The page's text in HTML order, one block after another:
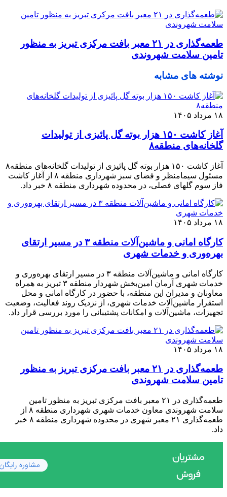
طعمه‌گذاری در ۲۱ معبر بافت مرکزی تبریز به منظور
تامین سلامت شهروندی
نوشته های مشابه
۱۸ مرداد ۱۴۰۵
آغاز کاشت ۱۵۰ هزار بوته گل پائیزی از تولیدات
گلخانه‌های منطقه۸
آغاز کاشت ۱۵۰ هزار بوته گل پائیزی از تولیدات گلخانه‌های منطقه۸
مسئول سیمامنظر و فضای سبز شهرداری منطقه ۸ از آغاز کاشت
فاز سوم گلهای فصلی، در محدوده شهرداری منطقه ۸ خبر داد.
۱۸ مرداد ۱۴۰۵
کارگاه امانی و ماشین‌آلات منطقه ۳ در مسیر ارتقای
بهره‌وری و خدمات شهری
کارگاه امانی و ماشین‌آلات منطقه ۳ در مسیر ارتقای بهره‌وری و
خدمات شهری آرمان امین‌بخش شهردار منطقه ۳ تبریز به همراه
معاونان و مدیران این منطقه، با حضور در کارگاه امانی و محل
استقرار ماشین‌آلات خدمات شهری، از نزدیک روند فعالیت، وضعیت
تجهیزات، ماشین‌آلات و امکانات پشتیبانی را مورد بررسی قرار داد.
۱۸ مرداد ۱۴۰۵
طعمه‌گذاری در ۲۱ معبر بافت مرکزی تبریز به منظور
تامین سلامت شهروندی
طعمه‌گذاری در ۲۱ معبر بافت مرکزی تبریز به منظور تامین
سلامت شهروندی معاون خدمات شهری شهرداری منطقه ۸ از
طعمه‌گذاری ۲۱ معبر شهری در محدوده شهرداری منطقه ۸ خبر
داد.